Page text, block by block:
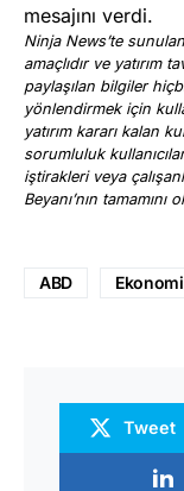
mesajını verdi.
Ninja News’te
amaçlıdır ve yatırım
paylaşılan bilgiler
yönlendirmek için
yatırım kararı kalan
sorumluluk
iştirakleri veya
Beyanı’nın tamamını
ABD Ekonomi
Tweet